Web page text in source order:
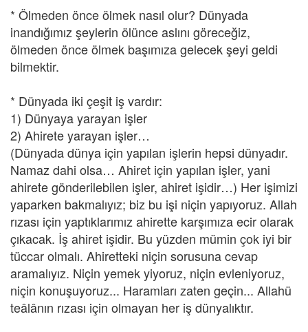
* Ölmeden önce ölmek nasıl olur? Dünyada
inandığımız şeylerin ölünce aslını göreceğiz,
ölmeden önce ölmek başımıza gelecek şeyi geldi
bilmektir.
* Dünyada iki çeşit iş vardır:
1) Dünyaya yarayan işler
2) Ahirete yarayan işler…
(Dünyada dünya için yapılan işlerin hepsi dünyadır.
Namaz dahi olsa… Ahiret için yapılan işler, yani
ahirete gönderilebilen işler, ahiret işidir…) Her işimizi
yaparken bakmalıyız; biz bu işi niçin yapıyoruz. Allah
rızası için yaptıklarımız ahirette karşımıza ecir olarak
çıkacak. İş ahiret işidir. Bu yüzden mümin çok iyi bir
tüccar olmalı. Ahiretteki niçin sorusuna cevap
aramalıyız. Niçin yemek yiyoruz, niçin evleniyoruz,
niçin konuşuyoruz... Haramları zaten geçin... Allahü
teâlânın rızası için olmayan her iş dünyalıktır.